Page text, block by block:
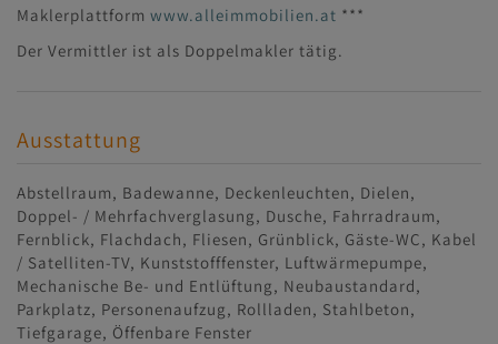
Maklerplattform www.alleimmobilien.at ***
Der Vermittler ist als Doppelmakler tätig.
Ausstattung
Abstellraum Badewanne Deckenleuchten
Dielen
Doppel- / Mehrfachverglasung
Dusche Fahrradraum
Fernblick
Flachdach Fliesen Grünblick Gäste-WC
Kabel
/ Satelliten-TV Kunststofffenster Luftwärmepumpe
Mechanische Be- und Entlüftung
Neubaustandard
Parkplatz Personenaufzug Rollladen
Stahlbeton
Tiefgarage Öffenbare Fenster